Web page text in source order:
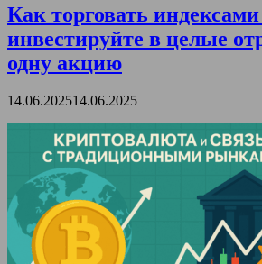
Как торговать
инвестируйте в целые
одну акцию
14.06.202514.06.2025